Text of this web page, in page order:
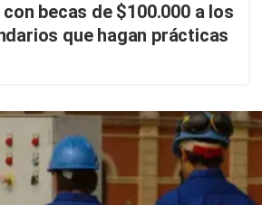
becas de $100.000 a los
que hagan prácticas